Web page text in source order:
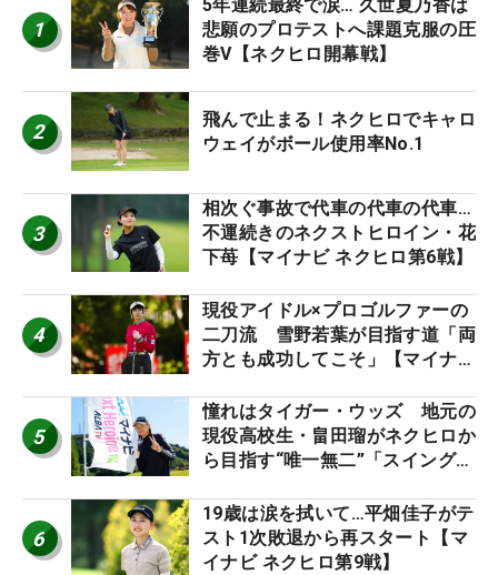
1
5年連続最終で涙… 久世夏乃香は
悲願のプロテストへ課題克服の圧
巻V【ネクヒロ開幕戦】
2
飛んで止まる！ネクヒロでキャロ
ウェイがボール使用率No.1
3
相次ぐ事故で代車の代車の代車…
不運続きのネクストヒロイン・花
下苺【マイナビ ネクヒロ第6戦】
4
現役アイドル×プロゴルファーの
二刀流 雪野若葉が目指す道「両
方とも成功してこそ」【マイナビ
5
憧れはタイガー・ウッズ 地元の
現役高校生・畠田瑠がネクヒロか
ら目指す“唯一無二”「スイングは
6
19歳は涙を拭いて…平畑佳子がテ
スト1次敗退から再スタート【マ
イナビ ネクヒロ第9戦】